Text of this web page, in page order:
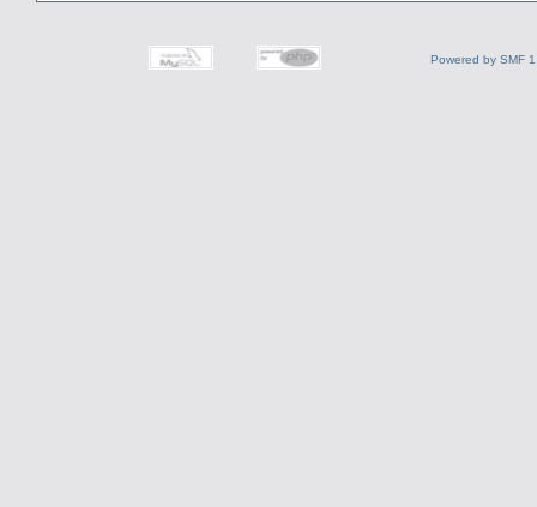
Powered by SMF